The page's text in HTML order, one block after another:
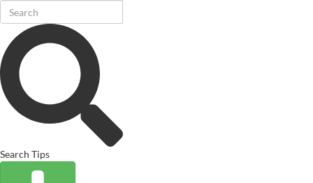
Search Tips